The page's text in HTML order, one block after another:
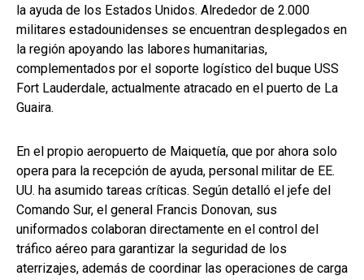
la ayuda de los Estados Unidos. Alrededor de 2.000
militares estadounidenses se encuentran desplegados en
la región apoyando las labores humanitarias,
complementados por el soporte logístico del buque USS
Fort Lauderdale, actualmente atracado en el puerto de La
Guaira.
En el propio aeropuerto de Maiquetía, que por ahora solo
opera para la recepción de ayuda, personal militar de EE.
UU. ha asumido tareas críticas. Según detalló el jefe del
Comando Sur, el general Francis Donovan, sus
uniformados colaboran directamente en el control del
tráfico aéreo para garantizar la seguridad de los
aterrizajes, además de coordinar las operaciones de carga